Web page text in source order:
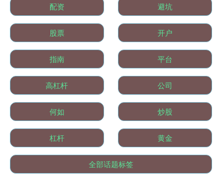
基金指数 7242.10 +12.30 +0.17%
国债指数 229.69 +0.10 +0.04%
配资 避坑
股票 开户
指南 平台
高杠杆 公司
何如 炒股
杠杆 黄金
全部话题标签